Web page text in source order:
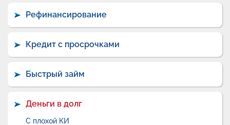
Рефинансирование
Кредит с просрочками
Быстрый займ
Деньги в долг
С плохой КИ